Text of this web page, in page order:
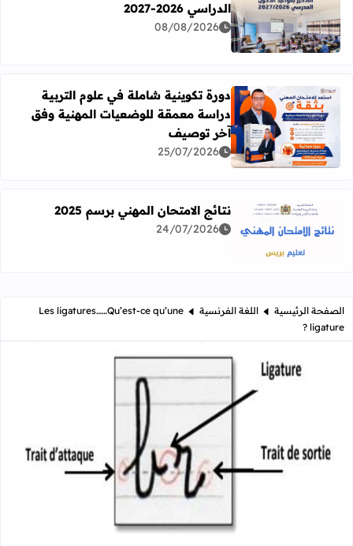
اقرأ المزيد عن تواريخ الدخول المدرسي برسم الموسم الدراسي 2026-
الدراسي 2026-2027
08/08/2026
اقرأ المزيد عن دورة تكوينية شاملة في علوم التربية
دورة تكوينية شاملة في علوم التربية
دراسة معمقة للوضعيات المهنية وفق
آخر توصيف
25/07/2026
اقرأ المزيد عن نتائج الامتحان المهني برسم 2025
نتائج الامتحان المهني برسم 2025
24/07/2026
الصفحة الرئيسية اللغة الفرنسية
Les ligatures……Qu’est-ce qu’une
ligature ?
ce qu’une ligature ?